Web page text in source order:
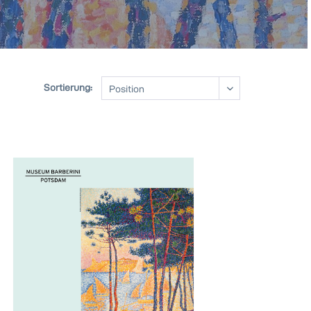
Sortierung: